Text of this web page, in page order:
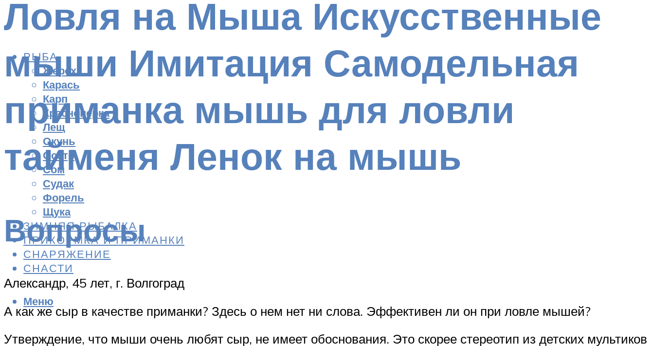
РЫБА
Жерех
Карась
Карп
Красноперка
Лещ
Окунь
Осетр
Сом
Судак
Форель
Щука
ЗИМНЯЯ РЫБАЛКА
ПРИКОРМКА И ПРИМАНКИ
СНАРЯЖЕНИЕ
СНАСТИ
Меню
Ловля на Мыша Искусственные
мыши Имитация Самодельная
приманка мышь для ловли
тайменя Ленок на мышь
Вопросы
Александр, 45 лет, г. Волгоград
А как же сыр в качестве приманки? Здесь о нем нет ни слова. Эффективен ли он при ловле мышей?
Утверждение, что мыши очень любят сыр, не имеет обоснования. Это скорее стереотип из детских мультиков